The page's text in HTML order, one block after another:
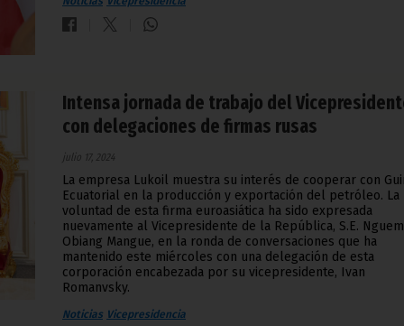
Intensa jornada de trabajo del
con delegaciones de firmas rusas
julio 17, 2024
La empresa Lukoil muestra su interés de cooperar con
Ecuatorial en la producción y exportación del petróleo. La
voluntad de esta firma euroasiática ha sido expresada
nuevamente al Vicepresidente de la República, S.E.
Obiang Mangue, en la ronda de conversaciones que ha
mantenido este miércoles con una delegación de esta
corporación encabezada por su vicepresidente, Ivan
Romanvsky.
Noticias Vicepresidencia